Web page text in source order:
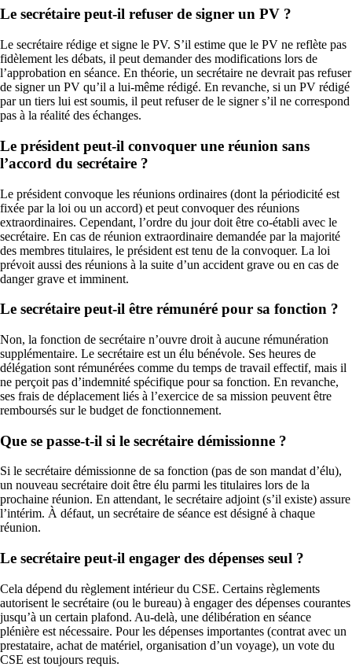
Le secrétaire peut-il refuser de signer un PV ?
Le secrétaire rédige et signe le PV. S’il estime que le PV ne reflète pas
fidèlement les débats, il peut demander des modifications lors de
l’approbation en séance. En théorie, un secrétaire ne devrait pas refuser
de signer un PV qu’il a lui-même rédigé. En revanche, si un PV rédigé
par un tiers lui est soumis, il peut refuser de le signer s’il ne correspond
pas à la réalité des échanges.
Le président peut-il convoquer une réunion sans
l’accord du secrétaire ?
Le président convoque les réunions ordinaires (dont la périodicité est
fixée par la loi ou un accord) et peut convoquer des réunions
extraordinaires. Cependant, l’ordre du jour doit être co-établi avec le
secrétaire. En cas de réunion extraordinaire demandée par la majorité
des membres titulaires, le président est tenu de la convoquer. La loi
prévoit aussi des réunions à la suite d’un accident grave ou en cas de
danger grave et imminent.
Le secrétaire peut-il être rémunéré pour sa fonction ?
Non, la fonction de secrétaire n’ouvre droit à aucune rémunération
supplémentaire. Le secrétaire est un élu bénévole. Ses heures de
délégation sont rémunérées comme du temps de travail effectif, mais il
ne perçoit pas d’indemnité spécifique pour sa fonction. En revanche,
ses frais de déplacement liés à l’exercice de sa mission peuvent être
remboursés sur le budget de fonctionnement.
Que se passe-t-il si le secrétaire démissionne ?
Si le secrétaire démissionne de sa fonction (pas de son mandat d’élu),
un nouveau secrétaire doit être élu parmi les titulaires lors de la
prochaine réunion. En attendant, le secrétaire adjoint (s’il existe) assure
l’intérim. À défaut, un secrétaire de séance est désigné à chaque
réunion.
Le secrétaire peut-il engager des dépenses seul ?
Cela dépend du règlement intérieur du CSE. Certains règlements
autorisent le secrétaire (ou le bureau) à engager des dépenses courantes
jusqu’à un certain plafond. Au-delà, une délibération en séance
plénière est nécessaire. Pour les dépenses importantes (contrat avec un
prestataire, achat de matériel, organisation d’un voyage), un vote du
CSE est toujours requis.